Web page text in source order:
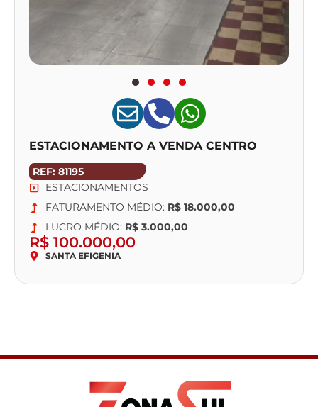
ESTACIONAMENTO A VENDA CENTRO
REF: 81195
ESTACIONAMENTOS
FATURAMENTO MÉDIO: R$ 18.000,00
LUCRO MÉDIO: R$ 3.000,00
R$ 100.000,00
SANTA EFIGENIA